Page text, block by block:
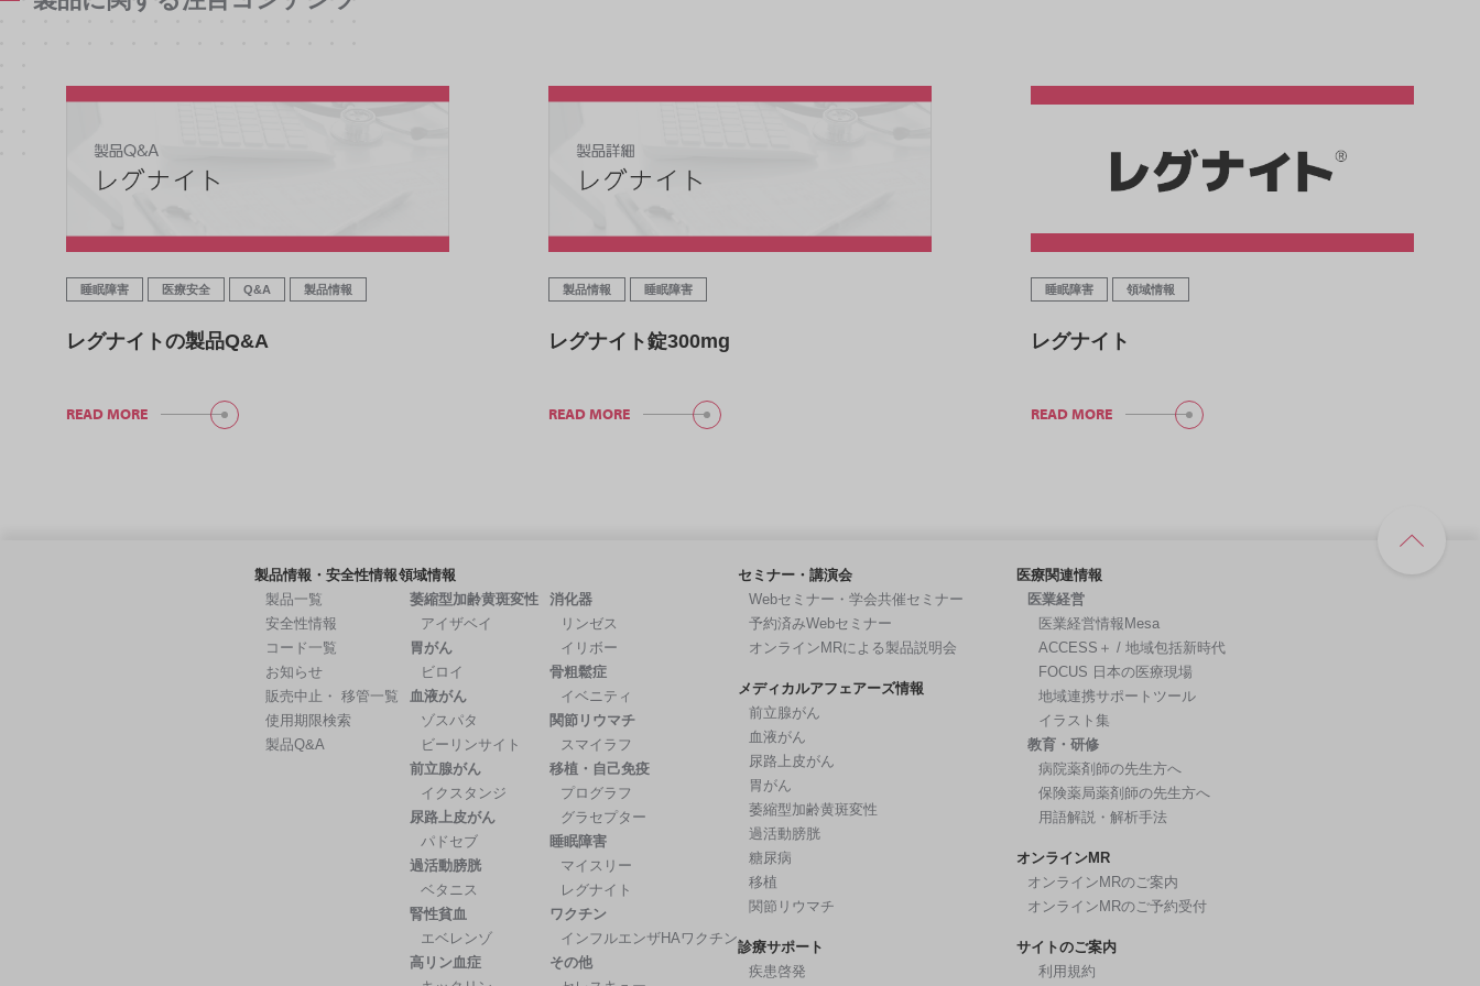
睡眠障害 医療安全 Q&A 製品情報
レグナイトの製品Q&A
READ MORE
製品情報 睡眠障害
レグナイト錠300mg
READ MORE
睡眠障害 領域情報
レグナイト
READ MORE
製品情報・安全性情報
製品一覧
安全性情報
コード一覧
お知らせ
販売中止・ 移管一覧
使用期限検索
製品Q&A
領域情報
萎縮型加齢黄斑変性
アイザベイ
胃がん
ビロイ
血液がん
ゾスパタ
ビーリンサイト
前立腺がん
イクスタンジ
尿路上皮がん
パドセブ
過活動膀胱
ベタニス
腎性貧血
エベレンゾ
高リン血症
消化器
リンゼス
イリボー
骨粗鬆症
イベニティ
関節リウマチ
スマイラフ
移植・自己免疫
プログラフ
グラセプター
睡眠障害
マイスリー
レグナイト
ワクチン
インフルエンザHAワクチン
その他
セミナー・講演会
Webセミナー・学会共催セミナー
予約済みWebセミナー
オンラインMRによる製品説明会
メディカルアフェアーズ情報
前立腺がん
血液がん
尿路上皮がん
胃がん
萎縮型加齢黄斑変性
過活動膀胱
糖尿病
移植
関節リウマチ
診療サポート
疾患啓発
医療関連情報
医業経営
医業経営情報Mesa
ACCESS＋ / 地域包括新時代
FOCUS 日本の医療現場
地域連携サポートツール
イラスト集
教育・研修
病院薬剤師の先生方へ
保険薬局薬剤師の先生方へ
用語解説・解析手法
オンラインMR
オンラインMRのご案内
オンラインMRのご予約受付
サイトのご案内
利用規約